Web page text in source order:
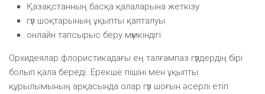
Қазақстанның басқа қалаларына жеткізу
гүл шоқтарының ұқыпты қапталуы
онлайн тапсырыс беру мүмкіндігі
Орхидеялар флористикадағы ең талғампаз гүлдердің бірі
болып қала береді. Ерекше пішіні мен ұқыпты
құрылымының арқасында олар гүл шоғын әсерлі етіп